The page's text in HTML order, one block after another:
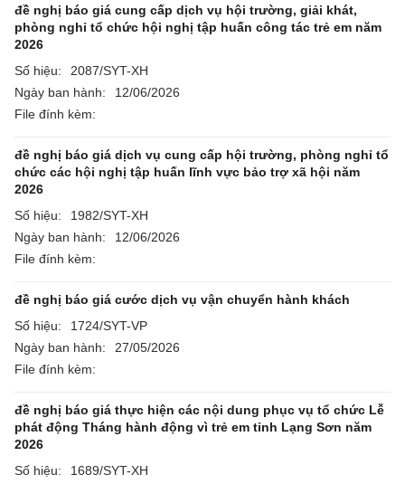
đề nghị báo giá cung cấp dịch vụ hội trường, giải khát,
phòng nghỉ tổ chức hội nghị tập huấn công tác trẻ em năm
2026
Số hiệu:
2087/SYT-XH
Ngày ban hành:
12/06/2026
File đính kèm:
đề nghị báo giá dịch vụ cung cấp hội trường, phòng nghỉ tổ
chức các hội nghị tập huấn lĩnh vực bảo trợ xã hội năm
2026
Số hiệu:
1982/SYT-XH
Ngày ban hành:
12/06/2026
File đính kèm:
đề nghị báo giá cước dịch vụ vận chuyển hành khách
Số hiệu:
1724/SYT-VP
Ngày ban hành:
27/05/2026
File đính kèm:
đề nghị báo giá thực hiện các nội dung phục vụ tổ chức Lễ
phát động Tháng hành động vì trẻ em tỉnh Lạng Sơn năm
2026
Số hiệu:
1689/SYT-XH